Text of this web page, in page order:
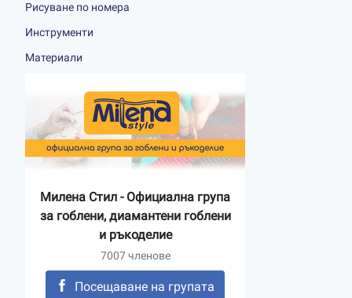
Рисуване по номера
Инструменти
Материали
Милена Стил - Официална група
за гоблени, диамантени гоблени
и ръкоделие
7007 членове
Посещаване на групата